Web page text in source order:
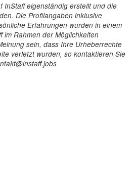
InStaff eigenständig erstellt und die
Die Profilangaben inklusive
Erfahrungen wurden in einem
im Rahmen der Möglichkeiten
sein, dass Ihre Urheberrechte
verletzt wurden, so kontaktieren Sie